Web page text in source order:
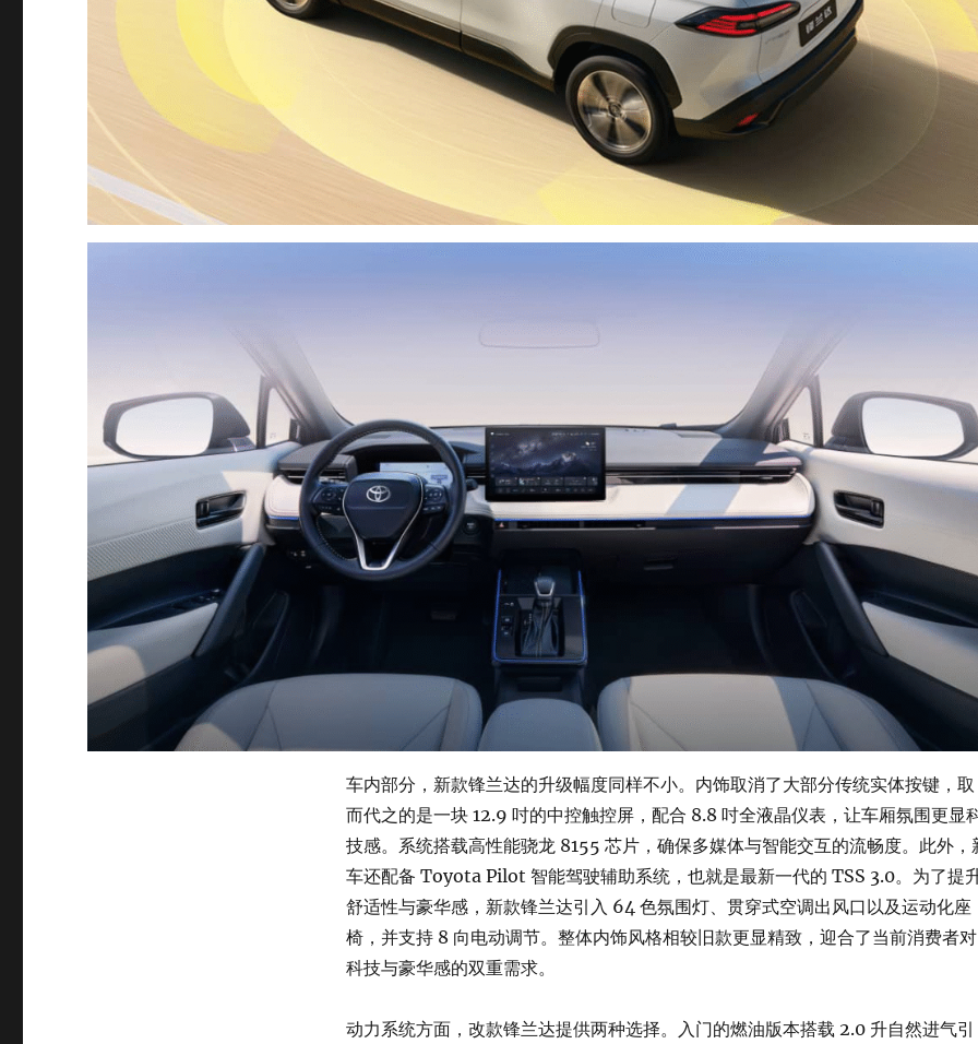
车内部分，新款锋兰达的升级幅度同样不小。内饰取消了大部分传统实体按键，取
而代之的是一块 12.9 吋的中控触控屏，配合 8.8 吋全液晶仪表，让车厢氛围更显
技感。系统搭载高性能骁龙 8155 芯片，确保多媒体与智能交互的流畅度。此外，
车还配备 Toyota Pilot 智能驾驶辅助系统，也就是最新一代的 TSS 3.0。为了提
舒适性与豪华感，新款锋兰达引入 64 色氛围灯、贯穿式空调出风口以及运动化座
椅，并支持 8 向电动调节。整体内饰风格相较旧款更显精致，迎合了当前消费者对
科技与豪华感的双重需求。
动力系统方面，改款锋兰达提供两种选择。入门的燃油版本搭载 2.0 升自然进气引